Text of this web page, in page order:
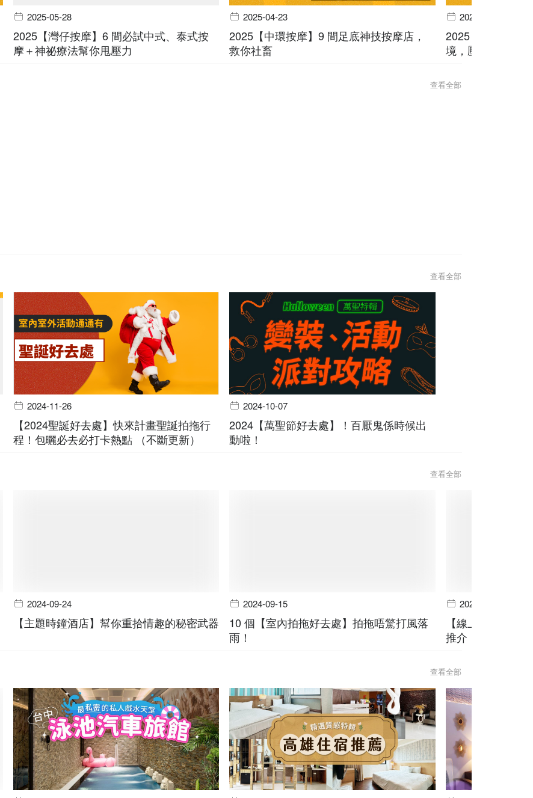
2025-05-28
2025【灣仔按摩】6 間必試中式、泰式按
摩＋神祕療法幫你甩壓力
2025-04-23
2025【中環按摩】9 間足底神技按摩店，
救你社畜
2025-04-02
2025【屯門按摩
境，壓力 bye
查看全部
查看全部
2024-11-26
【2024聖誕好去處】快來計畫聖誕拍拖行
程！包曬必去必打卡熱點 （不斷更新）
2024-10-07
2024【萬聖節好去處】！百厭鬼係時候出
動啦！
查看全部
2024-09-24
【主題時鐘酒店】幫你重拾情趣的秘密武器
2024-09-15
10 個【室內拍拖好去處】拍拖唔驚打風落
雨！
2024-06-19
【線上預訂】山
推介
查看全部